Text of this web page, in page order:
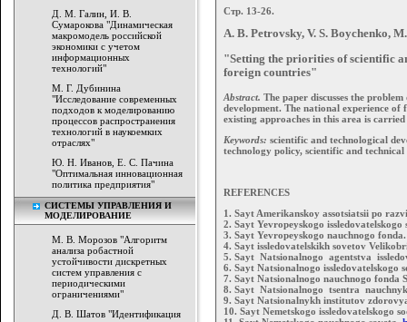
Д. М. Галин, И. В.
Сумарокова "Динамическая
макромодель российской
экономики с учетом
информационных
технологий"
М. Г. Дубинина
"Исследование современных
подходов к моделированию
процессов распространения
технологий в наукоемких
отраслях"
Ю. Н. Иванов, Е. С. Пачина
"Оптимальная инновационная
политика предприятия"
СИСТЕМЫ УПРАВЛЕНИЯ И
МОДЕЛИРОВАНИЕ
М. В. Морозов "Алгоритм
анализа робастной
устойчивости дискретных
систем управления с
периодическими
ограничениями"
Д. В. Шатов "Идентификация
Стр. 13-26.
A. B. Petrovsky, V. S. Boychenko,
"Setting the priorities of scientific
foreign countries"
Abstract. The paper discusses the
development. The national experience of
existing approaches in this area is
Keywords: scientific and technological
technology policy, scientific and
REFERENCES
1. Sayt Amerikanskoy assotsiatsii po
2. Sayt Yevropeyskogo issledovatelskogo
3. Sayt Yevropeyskogo nauchnogo
4. Sayt issledovatelskikh sovetov
5. Sayt Natsionalnogo agentstva
6. Sayt Natsionalnogo issledovatelskogo
7. Sayt Natsionalnogo nauchnogo fonda
8. Sayt Natsionalnogo tsentra
9. Sayt Natsionalnykh institutov
10. Sayt Nemetskogo issledovatelskogo